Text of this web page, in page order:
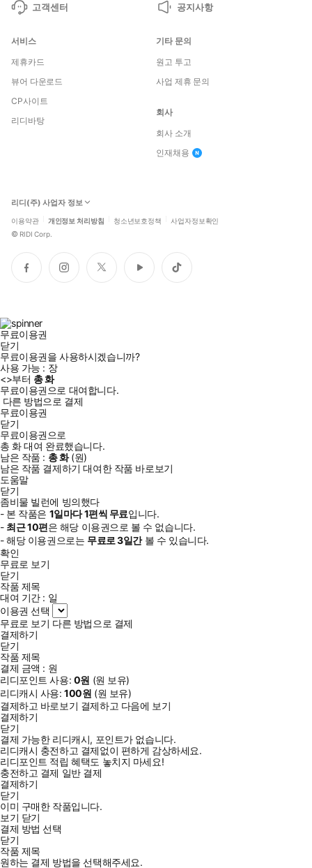
고객센터 공지사항
서비스
제휴카드
뷰어 다운로드
CP사이트
리디바탕
기타 문의
원고 투고
사업 제휴 문의
회사
회사 소개
인재채용
리디(주) 사업자 정보
이용약관 개인정보 처리방침 청소년보호정책 사업자정보확인
© RIDI Corp.
페
이
인
스
트
위
유
튜
틱
톡
무료이용권
닫기
무료이용권을 사용하시겠습니까?
사용 가능 : 장
<>부터 총화
무료이용권으로 대여합니다.
다른 방법으로 결제
무료이용권
닫기
무료이용권으로
총 화대여 완료했습니다.
남은 작품 : 총화(원)
남은 작품 결제하기 대여한 작품 바로보기
도움말
닫기
좀비물 빌런에 빙의했다
- 본 작품은 1일마다1편씩 무료입니다.
- 최근10편은 해당 이용권으로 볼 수 없습니다.
- 해당 이용권으로는 무료로3일간볼 수 있습니다.
확인
무료로 보기
닫기
작품 제목
대여 기간 : 일
이용권 선택
무료로 보기 다른 방법으로 결제
결제하기
닫기
작품 제목
결제 금액 : 원
리디포인트 사용: 0원 (원 보유)
리디캐시 사용:100원 (원 보유)
결제하고 바로보기 결제하고 다음에 보기
결제하기
닫기
결제 가능한 리디캐시, 포인트가 없습니다.
리디캐시 충전하고 결제없이 편하게 감상하세요.
리디포인트 적립 혜택도 놓치지 마세요!
충전하고 결제 일반 결제
결제하기
닫기
이미 구매한 작품입니다.
보기 닫기
결제 방법 선택
닫기
작품 제목
원하는 결제 방법을 선택해주세요.